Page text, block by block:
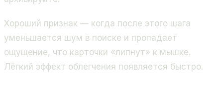
Хороший признак — когда после этого шага
уменьшается шум в поиске и пропадает
ощущение, что карточки «липнут» к мышке.
Лёгкий эффект облегчения появляется быстро.